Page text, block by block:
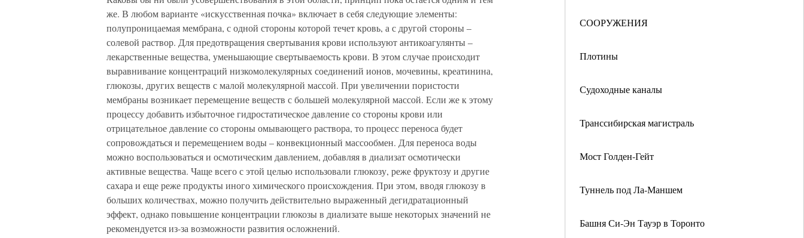
СООРУЖЕНИЯ
Плотины
Судоходные каналы
Транссибирская магистраль
Мост Голден-Гейт
Туннель под Ла-Маншем
Башня Си-Эн Тауэр в Торонто
же. В любом варианте «искусственная почка» включает в себя следующие элементы:
полупроницаемая мембрана, с одной стороны которой течет кровь, а с другой стороны –
солевой раствор. Для предотвращения свертывания крови используют антикоагулянты –
лекарственные вещества, уменьшающие свертываемость крови. В этом случае происходит
выравнивание концентраций низкомолекулярных соединений ионов, мочевины, креатинина,
глюкозы, других веществ с малой молекулярной массой. При увеличении пористости
мембраны возникает перемещение веществ с большей молекулярной массой. Если же к этому
процессу добавить избыточное гидростатическое давление со стороны крови или
отрицательное давление со стороны омывающего раствора, то процесс переноса будет
сопровождаться и перемещением воды – конвекционный массообмен. Для переноса воды
можно воспользоваться и осмотическим давлением, добавляя в диализат осмотически
активные вещества. Чаще всего с этой целью использовали глюкозу, реже фруктозу и другие
сахара и еще реже продукты иного химического происхождения. При этом, вводя глюкозу в
больших количествах, можно получить действительно выраженный дегидратационный
эффект, однако повышение концентрации глюкозы в диализате выше некоторых значений не
рекомендуется из-за возможности развития осложнений.